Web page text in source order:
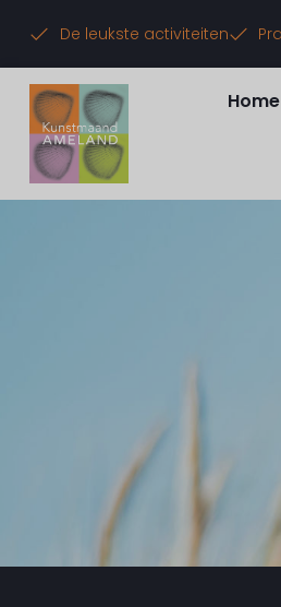
De leukste activiteiten
Home